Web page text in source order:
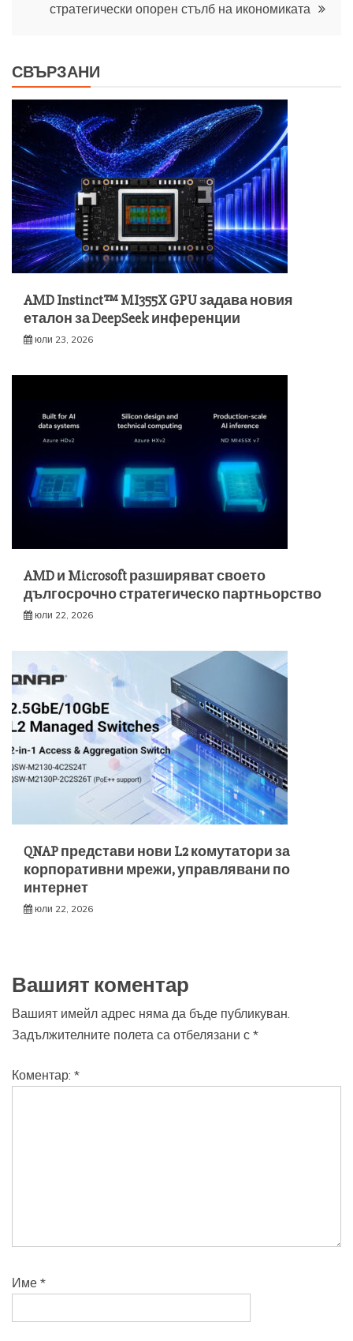
стратегически опорен стълб на икономиката
СВЪРЗАНИ
AMD Instinct™ MI355X GPU задава новия
еталон за DeepSeek инференции
юли 23, 2026
AMD и Microsoft разширяват своето
дългосрочно стратегическо партньорство
юли 22, 2026
QNAP представи нови L2 комутатори за
корпоративни мрежи, управлявани по
интернет
юли 22, 2026
Вашият коментар
Вашият имейл адрес няма да бъде публикуван.
Задължителните полета са отбелязани с *
Коментар: *
Име *